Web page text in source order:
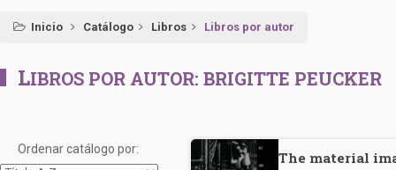
Inicio Catálogo Libros Libros por autor
LIBROS POR AUTOR: BRIGITTE PEUCKER
Ordenar catálogo por: The material